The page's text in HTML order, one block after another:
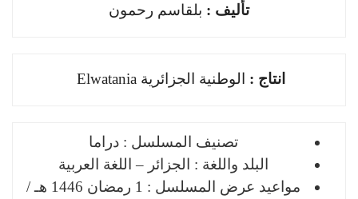
ﺗﺄﻟﻴﻒ : بلقاسم رحمون
اﻧﺘﺎﺝ : الوطنية الجزائرية Elwatania
تصنيف المسلسل : دراما
البلد واللغة : الجزائر – اللغة العربية
مواعيد عرض المسلسل : 1 رمضان 1446 هـ /